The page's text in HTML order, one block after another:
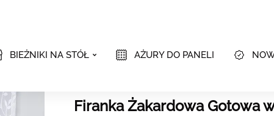
BIEŻNIKI NA STÓŁ AŻURY DO PANELI
Firanka Żakardowa Gotowa